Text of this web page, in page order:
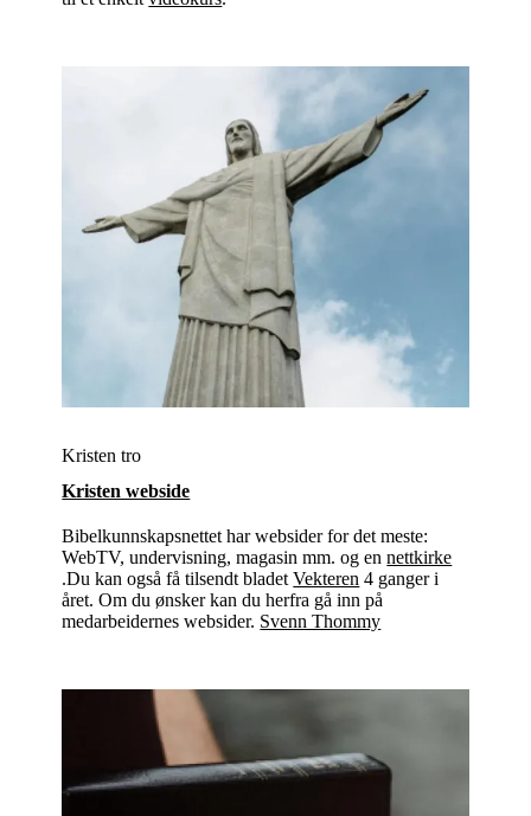
Kristen tro
Kristen webside
Bibelkunnskapsnettet har websider for det meste:
WebTV, undervisning, magasin mm. og ennettkirke
.Du kan også få tilsendt bladetVekteren 4 ganger i
året. Om du ønsker kan du herfra gå inn på
medarbeidernes websider. Svenn Thommy